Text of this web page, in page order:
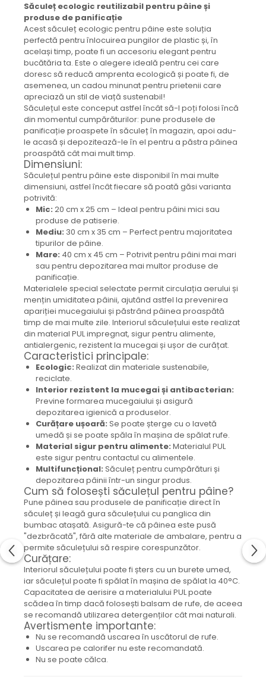
Bijuterii din Floarea de colț
Colier / Pandantiv
Cercei
Suport bijuterii
Bijuterii cu cristale naturale
Colier / Pandantiv
Cercei
Brățară
Set bijuterii
Bijuterii din lemn
Colier / Pandantiv
Cercei
Set bijuterii
Brățară
Bijuterii fără metal
Brățară
Bijuterii - Alte
Suport bijuterii
Semn de carte
Accesorii
Produse personalizate (mărturii)
Produse zero waste
Săculeț de depozitare pentru pâine
Ambalaj cu ceară de albine pentru
alimente
Șervețel ecologic pentru sandiș
Săculeț pentru ronțăieli
Dischete cosmetice
Capac textil pentru vase și farfurii
Prosop de bucătărie "NU-hârtie"
Suport pentru tacâmuri de călătorie
Sac reutilizabil pentru fructe și
legume
Card cadou
Accesorii tricotate
Decor Crăciun
TOATE Bijuteriile și Accesoriile
TOATE Produsele Zero Waste
TOATE Produsele Personalizate
Săculeț ecologic reutilizabil pentru pâine și
produse de panificație
Acest săculeț ecologic pentru pâine este soluția
perfectă pentru înlocuirea pungilor de plastic și, în
același timp, poate fi un accesoriu elegant pentru
bucătăria ta. Este o alegere ideală pentru cei care
doresc să reducă amprenta ecologică și poate fi, de
asemenea, un cadou minunat pentru prietenii care
apreciază un stil de viață sustenabil!
Săculețul este conceput astfel încât să-l poți folosi încă
din momentul cumpărăturilor: pune produsele de
panificație proaspete în săculeț în magazin, apoi adu-
le acasă și depozitează-le în el pentru a păstra pâinea
proaspătă cât mai mult timp.
Dimensiuni:
Săculețul pentru pâine este disponibil în mai multe
dimensiuni, astfel încât fiecare să poată găsi varianta
potrivită:
Mic: 20 cm x 25 cm – Ideal pentru pâini mici sau
produse de patiserie.
Mediu: 30 cm x 35 cm – Perfect pentru majoritatea
tipurilor de pâine.
Mare: 40 cm x 45 cm – Potrivit pentru pâini mai mari
sau pentru depozitarea mai multor produse de
panificație.
Materialele special selectate permit circulația aerului și
mențin umiditatea pâinii, ajutând astfel la prevenirea
apariției mucegaiului și păstrând pâinea proaspătă
timp de mai multe zile. Interiorul săculețului este realizat
din material PUL impregnat, sigur pentru alimente,
antialergenic, rezistent la mucegai și ușor de curățat.
Caracteristici principale:
Ecologic: Realizat din materiale sustenabile,
reciclate.
Interior rezistent la mucegai și antibacterian:
Previne formarea mucegaiului și asigură
depozitarea igienică a produselor.
Curățare ușoară: Se poate șterge cu o lavetă
umedă și se poate spăla în mașina de spălat rufe.
Material sigur pentru alimente: Materialul PUL
este sigur pentru contactul cu alimentele.
Multifuncțional: Săculeț pentru cumpărături și
depozitarea pâinii într-un singur produs.
Cum să folosești săculețul pentru pâine?
Pune pâinea sau produsele de panificație direct în
săculeț și leagă gura săculețului cu panglica din
bumbac atașată. Asigură-te că pâinea este pusă
"dezbrăcată", fără alte materiale de ambalare, pentru a
permite săculețului să respire corespunzător.
Curățare:
Interiorul săculețului poate fi șters cu un burete umed,
iar săculețul poate fi spălat în mașina de spălat la 40°C.
Capacitatea de aerisire a materialului PUL poate
scădea în timp dacă folosești balsam de rufe, de aceea
se recomandă utilizarea detergenților cât mai naturali.
Avertismente importante:
Nu se recomandă uscarea în uscătorul de rufe.
Uscarea pe calorifer nu este recomandată.
Nu se poate călca.